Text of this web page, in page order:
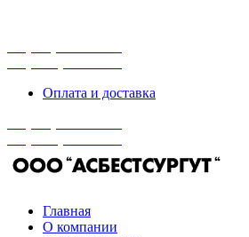
Оплата и доставка
Главная
О компании